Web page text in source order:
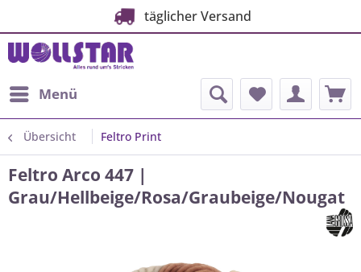
täglicher Versand
Menü
Übersicht Feltro Print
Feltro Arco 447 |
Grau/Hellbeige/Rosa/Graubeige/Nougat